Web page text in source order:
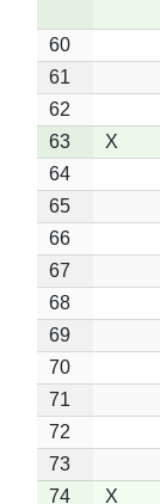
60
61
62
63
X
64
65
66
67
68
69
70
71
72
73
74
X